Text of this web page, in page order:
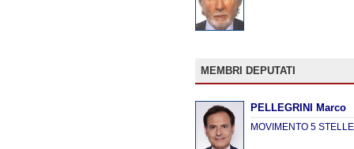
MEMBRI DEPUTATI
PELLEGRINI Marco
MOVIMENTO 5 STELLE